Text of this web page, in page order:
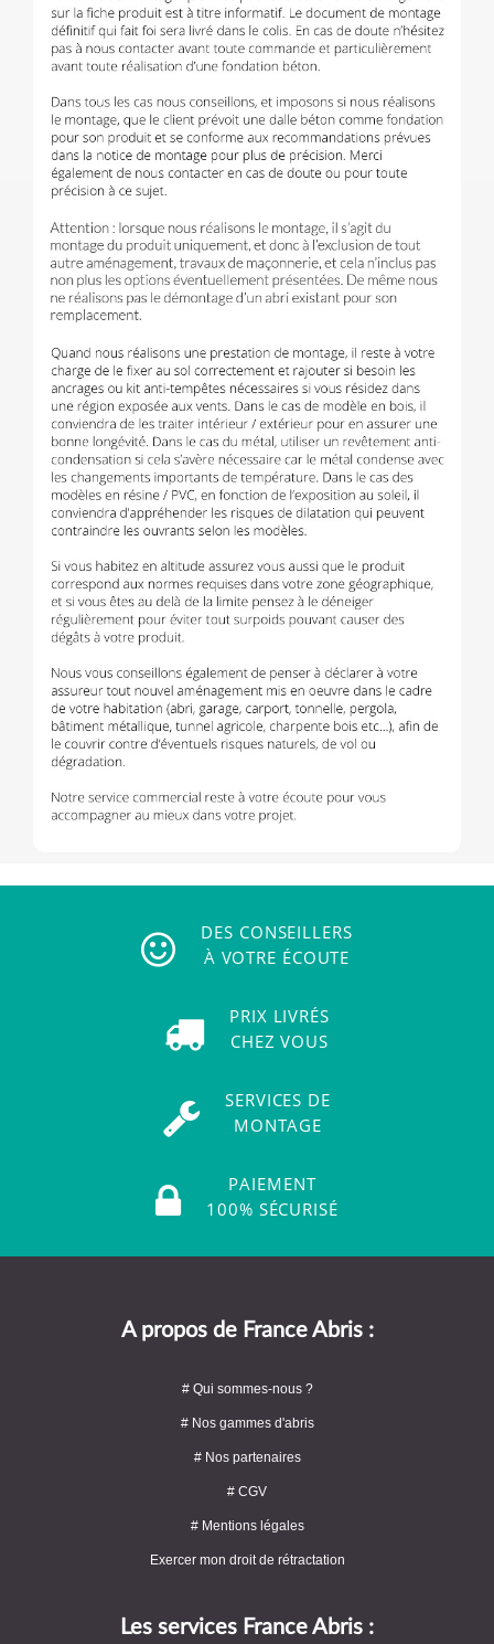
DES CONSEILLERS
À VOTRE ÉCOUTE
PRIX LIVRÉS
CHEZ VOUS
SERVICES DE
MONTAGE
PAIEMENT
100% SÉCURISÉ
A propos de France Abris :
# Qui sommes-nous ?
# Nos gammes d'abris
# Nos partenaires
# CGV
# Mentions légales
Exercer mon droit de rétractation
Les services France Abris :